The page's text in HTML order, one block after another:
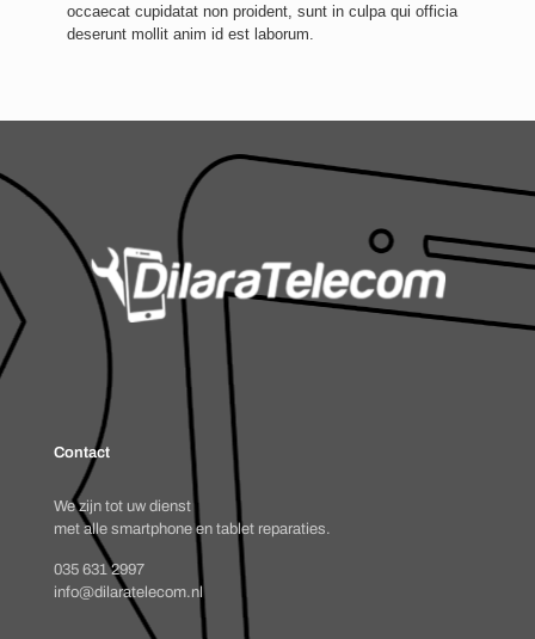
occaecat cupidatat non proident, sunt in culpa qui officia
deserunt mollit anim id est laborum.
Contact
We zijn tot uw dienst
met alle smartphone en tablet reparaties.
035 631 2997
info@dilaratelecom.nl